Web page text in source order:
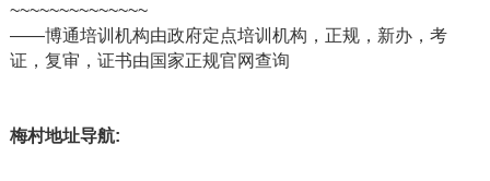
~~~~~~~~~~~~~~
——博通培训机构由政府定点培训机构，正规，新办，考
证，复审，证书由国家正规官网查询
梅村地址导航: